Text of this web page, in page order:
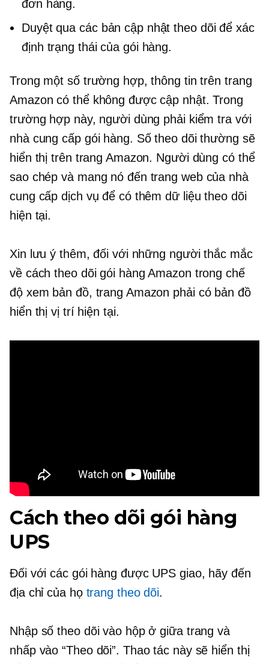
đơn hàng.
Duyệt qua các bản cập nhật theo dõi để xác
định trạng thái của gói hàng.
Trong một số trường hợp, thông tin trên trang
Amazon có thể không được cập nhật. Trong
trường hợp này, người dùng phải kiểm tra với
nhà cung cấp gói hàng. Số theo dõi thường sẽ
hiển thị trên trang Amazon. Người dùng có thể
sao chép và mang nó đến trang web của nhà
cung cấp dịch vụ để có thêm dữ liệu theo dõi
hiện tại.
Xin lưu ý thêm, đối với những người thắc mắc
về cách theo dõi gói hàng Amazon trong chế
độ xem bản đồ, trang Amazon phải có bản đồ
hiển thị vị trí hiện tại.
Cách theo dõi gói hàng
UPS
Đối với các gói hàng được UPS giao, hãy đến
địa chỉ của họ trang theo dõi.
Nhập số theo dõi vào hộp ở giữa trang và
nhấp vào “Theo dõi”. Thao tác này sẽ hiển thị